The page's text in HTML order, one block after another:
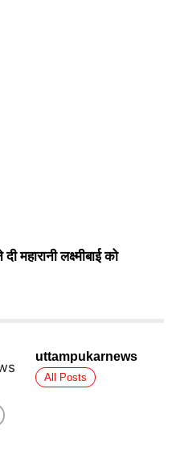
महारानी लक्ष्मीबाई को
uttampukarnews
All Posts